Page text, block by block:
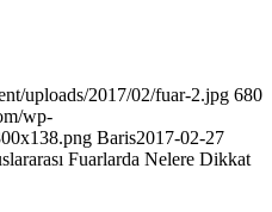
uploads/2017/02/fuar-2.jpg 680
wp-
Baris2017-02-27
Fuarlarda Nelere Dikkat